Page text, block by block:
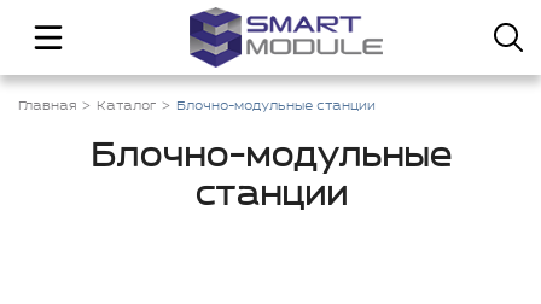
Главная Каталог Блочно-модульные станции
Блочно-модульные
станции